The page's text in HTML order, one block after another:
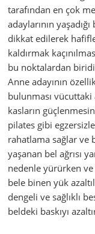
tarafından en çok
adaylarının
dikkat edilerek
kaldırmak
bu noktalardan
Anne adayının
bulunması vücuttaki
kasların
pilates gibi
rahatlama sağlar ve
yaşanan bel ağrısı
nedenle yürürken
bele binen yük
dengeli ve sağlıklı
beldeki baskıyı